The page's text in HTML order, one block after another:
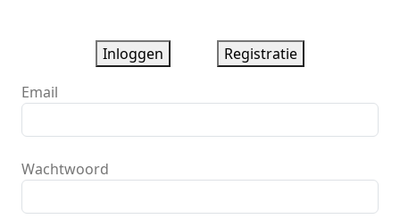
Inloggen
Registratie
Email
Wachtwoord